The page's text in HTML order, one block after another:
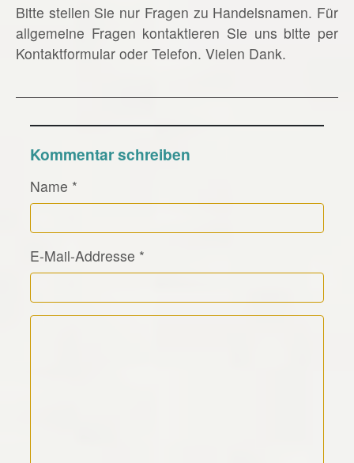
Bitte stellen Sie nur Fragen zu Handelsnamen. Für
allgemeine Fragen kontaktieren Sie uns bitte per
Kontaktformular oder Telefon. Vielen Dank.
Kommentar schreiben
Name *
E-Mail-Addresse *
Kommentar Text